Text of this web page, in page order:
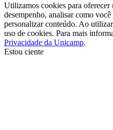
Utilizamos cookies para
desempenho, analisar como
personalizar conteúdo. Ao
uso de cookies. Para mais
Privacidade da Unicamp.
Estou ciente